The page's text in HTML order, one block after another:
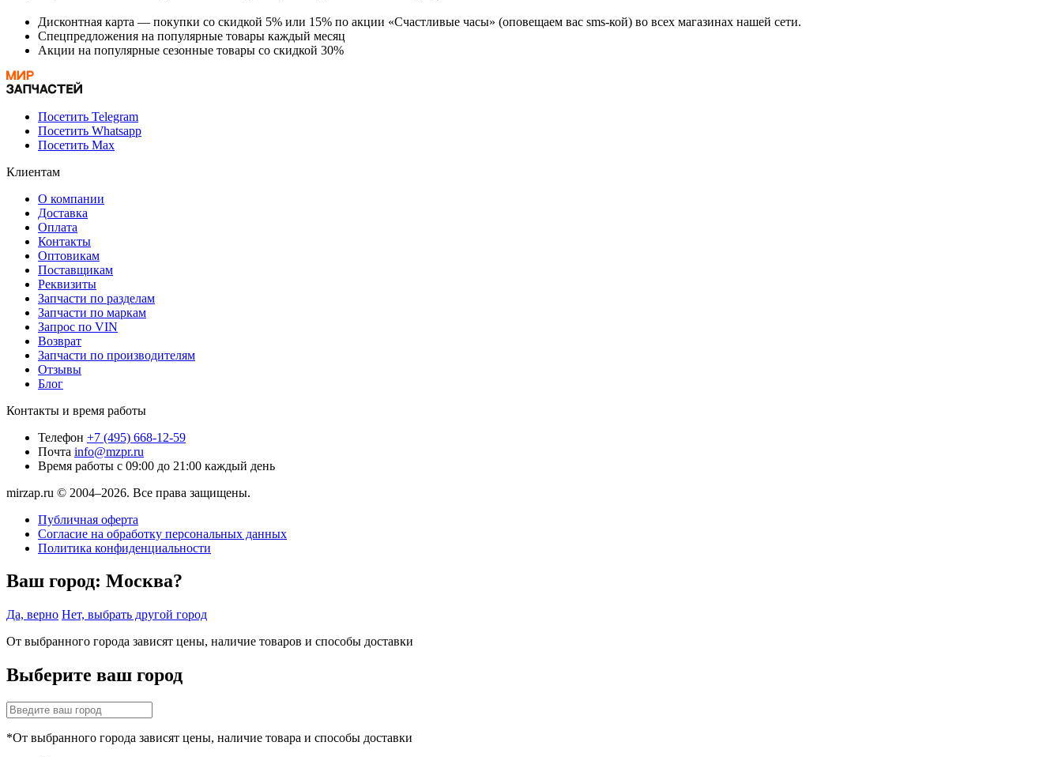
Дисконтная карта — покупки со скидкой 5% или 15% по акции «Счастливые часы» (оповещаем вас sms-кой) во всех магазинах нашей сети.
Спецпредложения на популярные товары каждый месяц
Акции на популярные сезонные товары со скидкой 30%
Посетить Telegram
Посетить Whatsapp
Посетить Max
Клиентам
О компании
Доставка
Оплата
Контакты
Оптовикам
Поставщикам
Реквизиты
Запчасти по разделам
Запчасти по маркам
Запрос по VIN
Возврат
Запчасти по производителям
Отзывы
Блог
Контакты и время работы
Телефон +7 (495) 668-12-59
Почта info@mzpr.ru
Время работы с 09:00 до 21:00 каждый день
mirzap.ru © 2004–2026. Все права защищены.
Публичная оферта
Согласие на обработку персональных данных
Политика конфиденциальности
Ваш город: Москва?
Да, верно Нет, выбрать другой город
От выбранного города зависят цены, наличие товаров и способы доставки
Выберите ваш город
*От выбранного города зависят цены, наличие товара и способы доставки